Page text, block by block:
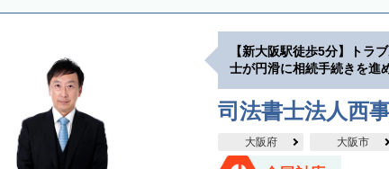
【新大阪駅徒歩5分】トラ
士が円滑に相続手続きを進
司法書士法人西
大阪府 大阪市